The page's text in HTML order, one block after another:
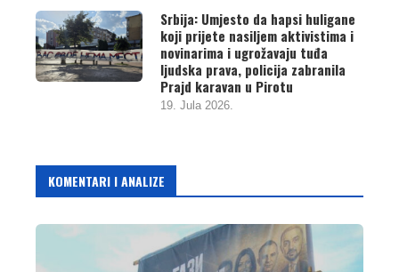
Srbija: Umjesto da hapsi huligane
koji prijete nasiljem aktivistima i
novinarima i ugrožavaju tuđa
ljudska prava, policija zabranila
Prajd karavan u Pirotu
19. Jula 2026.
KOMENTARI I ANALIZE